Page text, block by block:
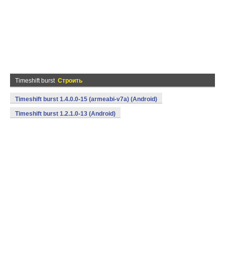
Timeshift burst Строить
Timeshift burst 1.4.0.0-15 (armeabi-v7a) (Android)
Timeshift burst 1.2.1.0-13 (Android)